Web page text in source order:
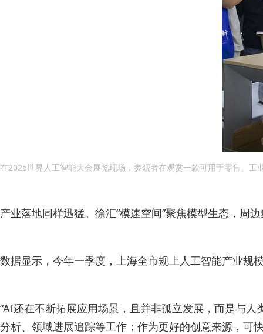
在2025世界人工智能大会展览现场，参观者在观赏一款可用于零售、
产业落地同样迅猛。徐汇“模速空间”聚焦模型生态，周
数据显示，今年一季度，上海全市规上人工智能产业规
“AI还在不断拓展应用场景，且并非孤立发展，而是与
分析、领域进展追踪等工作；作为更好的创意来源，可